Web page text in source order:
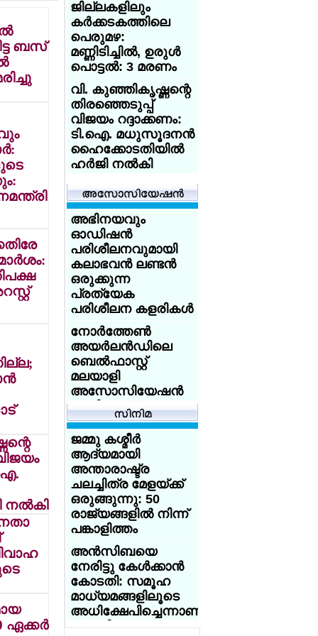
ബസ്
നല്‍കി
ഏക്കര്‍
ആസിഡ്
ആക്രമണത്തെ
അതിജീവിച്ച
ഇന്ത്യക്കാരിക്ക്
യുകെ
യൂണിവേഴ്‌സിറ്റിയുടെ
സ്‌കോളര്‍ഷിപ്പ്
യുകെയില്‍
പഠിക്കുകയാണോ?
18 വയസ്സായോ?
ട്രെയിന്‍ ടിക്കറ്റ് 50
ശതമാനം
ഡിസ്‌കൗണ്ട്:
സേവര്‍ റെയില്‍
കാര്‍ഡ് നല്‍കാന്‍
യുകെ
അയര്‍ലന്‍ഡിനായി
ചെസില്‍ തിളങ്ങി
മലയാളി
സഹോദരങ്ങള്‍;
എയ്ഡന് കിരീടം,
എയ്ഞ്ചലിന് രണ്ടാം
സ്ഥാനം
ജില്ലകളിലും
കര്‍ക്കടകത്തിലെ
പെരുമഴ:
മണ്ണിടിച്ചില്‍, ഉരുള്‍
പൊട്ടല്‍: 3 മരണം
വി. കുഞ്ഞികൃഷ്ണന്റെ
തിരഞ്ഞെടുപ്പ്
വിജയം റദ്ദാക്കണം:
ടി.ഐ. മധുസൂദനന്‍
ഹൈക്കോടതിയില്‍
ഹര്‍ജി നല്‍കി
ശക്തമായ കാറ്റും
മഴയും:
കേരളത്തിലെ 3
ജില്ലകളില്‍
സ്‌കൂളുകള്‍ക്ക്
നാളെ (31/ വെള്ളി)
അവധി
കോക്ക്‌റോച്ച് ജനതാ
പാര്‍ട്ടി' നേതാവ്
അഭിജിത്തിന്
വിവാഹ
ആലോചനകളുടെ
പ്രളയം
ചെറുപ്പക്കാരിലേക്ക്
ഇറങ്ങിച്ചെല്ലാന്‍
കേന്ദ്രത്തിലെ
ബിജെപി മന്ത്രിമാര്‍
ഇന്‍സ്റ്റഗ്രാമിലൂടെ
ഡിജിറ്റല്‍ പ്രചരണം
ശക്തമാക്കി
ടൂറിസ്റ്റ് കേന്ദ്രമായ
വാഗമണിലെ 70
ഏക്കര്‍
പുല്‍മേടുകള്‍
അനധികൃതമായി
കയ്യേറിയതായി
റിപ്പോര്‍ട്ട്
ഗ്ലാസ്ഗോയില്‍
അഭിനയവും
ഓഡിഷന്‍
പരിശീലനവുമായി
കലാഭവന്‍ ലണ്ടന്‍
ഒരുക്കുന്ന
പ്രത്യേക
പരിശീലന കളരികള്‍
നോര്‍ത്തേണ്‍
അയര്‍ലന്‍ഡിലെ
ബെല്‍ഫാസ്റ്റ്
മലയാളി
അസോസിയേഷന്‍
എക്സിക്യൂട്ടീവ്
കമ്മിറ്റിയെ
തിരഞ്ഞെടുത്തു.
യുക്മ റീജിയണല്‍
കായികമേളകള്‍ക്ക്
പരിസമാപ്തി; ദേശീയ
കായിക മാമാങ്കം
ജൂണ്‍ 20 ന്
ബര്‍മിംഗ്ഹാമില്‍
യുക്മ - ഡോ
സൈമണ്‍സ്
അക്കാദമി നോര്‍ത്ത്
വെസ്റ്റ്
കായികമേളക്ക്
ജമ്മു കശ്മീര്‍
ആദ്യമായി
അന്താരാഷ്ട്ര
ചലച്ചിത്ര മേളയ്ക്ക്
ഒരുങ്ങുന്നു: 50
രാജ്യങ്ങളില്‍ നിന്ന്
പങ്കാളിത്തം
അന്‍സിബയെ
നേരിട്ടു കേള്‍ക്കാന്‍
കോടതി: സമൂഹ
മാധ്യമങ്ങളിലൂടെ
അധിക്ഷേപിച്ചെന്നാണു
പരാതി